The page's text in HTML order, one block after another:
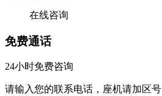
在线咨询
免费通话
24小时免费咨询
请输入您的联系电话，座机请加区号